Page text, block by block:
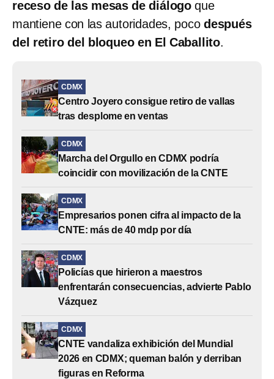
receso de las mesas de diálogo que
mantiene con las autoridades, poco después
del retiro del bloqueo en El Caballito.
CDMX
Centro Joyero consigue retiro de vallas
tras desplome en ventas
CDMX
Marcha del Orgullo en CDMX podría
coincidir con movilización de la CNTE
CDMX
Empresarios ponen cifra al impacto de la
CNTE: más de 40 mdp por día
CDMX
Policías que hirieron a maestros
enfrentarán consecuencias, advierte Pablo
Vázquez
CDMX
CNTE vandaliza exhibición del Mundial
2026 en CDMX; queman balón y derriban
figuras en Reforma